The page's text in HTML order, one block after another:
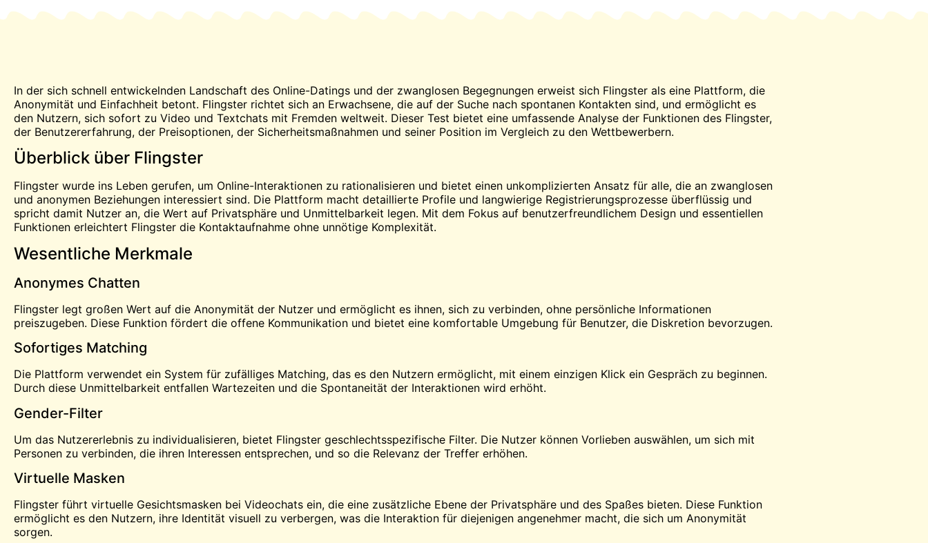
In der sich schnell entwickelnden Landschaft des Online-Datings und der zwanglosen Begegnungen erweist sich Flingster als eine Plattform, die
Anonymität und Einfachheit betont. Flingster richtet sich an Erwachsene, die auf der Suche nach spontanen Kontakten sind, und ermöglicht es
den Nutzern, sich sofort zu Video und Textchats mit Fremden weltweit. Dieser Test bietet eine umfassende Analyse der Funktionen des Flingster,
der Benutzererfahrung, der Preisoptionen, der Sicherheitsmaßnahmen und seiner Position im Vergleich zu den Wettbewerbern.
Überblick über Flingster
Flingster wurde ins Leben gerufen, um Online-Interaktionen zu rationalisieren und bietet einen unkomplizierten Ansatz für alle, die an zwanglosen
und anonymen Beziehungen interessiert sind. Die Plattform macht detaillierte Profile und langwierige Registrierungsprozesse überflüssig und
spricht damit Nutzer an, die Wert auf Privatsphäre und Unmittelbarkeit legen. Mit dem Fokus auf benutzerfreundlichem Design und essentiellen
Funktionen erleichtert Flingster die Kontaktaufnahme ohne unnötige Komplexität.
Wesentliche Merkmale
Anonymes Chatten
Flingster legt großen Wert auf die Anonymität der Nutzer und ermöglicht es ihnen, sich zu verbinden, ohne persönliche Informationen
preiszugeben. Diese Funktion fördert die offene Kommunikation und bietet eine komfortable Umgebung für Benutzer, die Diskretion bevorzugen.
Sofortiges Matching
Die Plattform verwendet ein System für zufälliges Matching, das es den Nutzern ermöglicht, mit einem einzigen Klick ein Gespräch zu beginnen.
Durch diese Unmittelbarkeit entfallen Wartezeiten und die Spontaneität der Interaktionen wird erhöht.
Gender-Filter
Um das Nutzererlebnis zu individualisieren, bietet Flingster geschlechtsspezifische Filter. Die Nutzer können Vorlieben auswählen, um sich mit
Personen zu verbinden, die ihren Interessen entsprechen, und so die Relevanz der Treffer erhöhen.
Virtuelle Masken
Flingster führt virtuelle Gesichtsmasken bei Videochats ein, die eine zusätzliche Ebene der Privatsphäre und des Spaßes bieten. Diese Funktion
ermöglicht es den Nutzern, ihre Identität visuell zu verbergen, was die Interaktion für diejenigen angenehmer macht, die sich um Anonymität
sorgen.